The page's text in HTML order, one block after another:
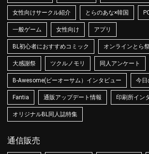
女性向けサークル紹介 とらのあな×韓国
一般ゲーム 女性向け アプリ
BL初心者におすすめコミック オンラインとら
大感謝祭 ツクルノモリ 同人アンケート
B-Awesome(ビーオーサム）インタビュー 今日
Fantia 通販アップデート情報 印刷所イン
オリジナルBL同人誌特集
通信販売